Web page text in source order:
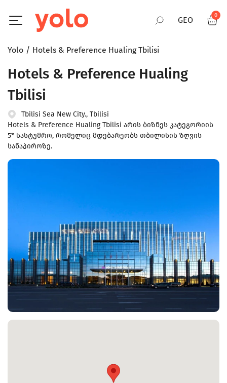
GEO
ENG
0
Yolo Hotels & Preference Hualing Tbilisi
Hotels & Preference Hualing
Tbilisi
Tbilisi Sea New City., Tbilisi
Hotels & Preference Hualing Tbilisi არის ბიზნეს კატეგორიის
5* სასტუმრო, რომელიც მდებარეობს თბილისის ზღვის
სანაპიროზე.